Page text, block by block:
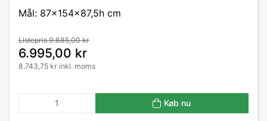
Mål: 87x154x87,5h cm
Listepris 9.685,00 kr
6.995,00 kr
8.743,75 kr inkl. moms
Køb nu